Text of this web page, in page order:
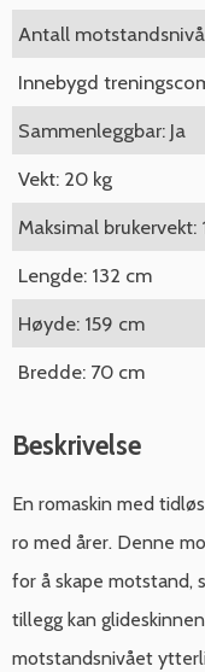
Antall
Innebygd
Sammenleggbar: Ja
Vekt: 20 kg
Maksimal brukervekt:
Lengde: 132 cm
Høyde: 159 cm
Bredde: 70 cm
Beskrivelse
En romaskin med
ro med årer. Denne
for å skape motstand,
tillegg kan
motstandsnivået